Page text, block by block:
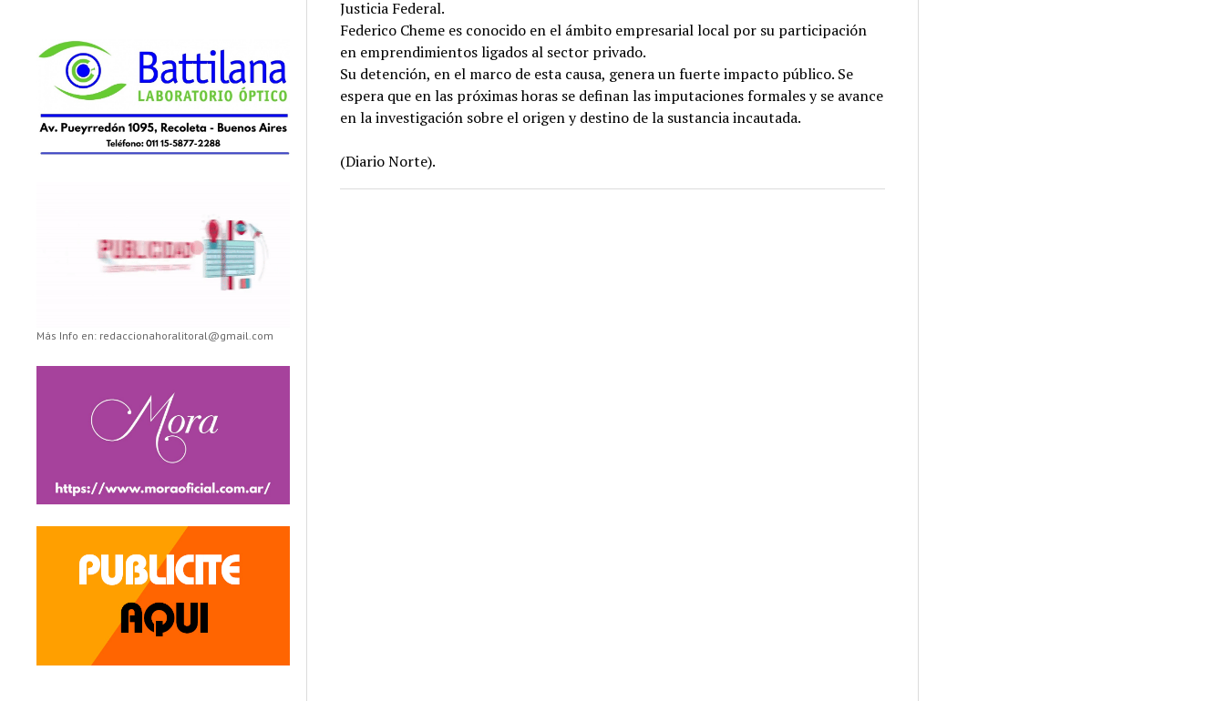
Más Info en: redaccionahoralitoral@gmail.com
Justicia Federal.
Federico Cheme es conocido en el ámbito empresarial local por su participación
en emprendimientos ligados al sector privado.
Su detención, en el marco de esta causa, genera un fuerte impacto público. Se
espera que en las próximas horas se definan las imputaciones formales y se avance
en la investigación sobre el origen y destino de la sustancia incautada.
(Diario Norte).